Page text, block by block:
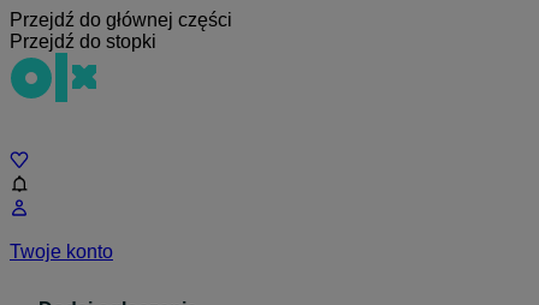
Przejdź do głównej części
Przejdź do stopki
Twoje konto